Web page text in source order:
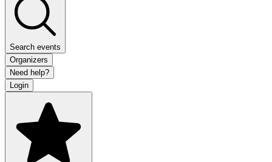
Search events
Organizers
Need help?
Login